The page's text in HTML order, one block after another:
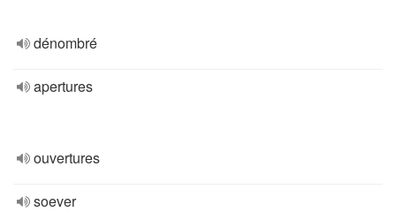
dénombré
apertures
ouvertures
soever